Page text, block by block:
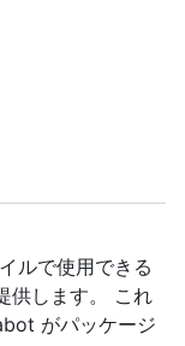
ルで使用できる
供します。 これ
がパッケージ